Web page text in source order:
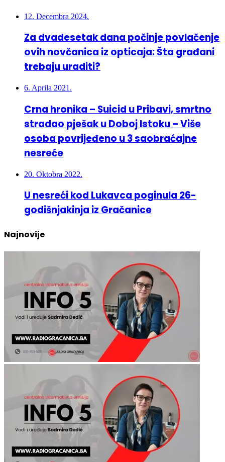
Za dvadesetak dana počinje povlačenje
ovih novčanica iz opticaja: Šta građani
trebaju uraditi?
6. Aprila 2021.
Crna hronika – Suicid u Pribavi, smrtno
stradao pješak u Doboj Istoku – Više
osoba povrijeđeno u 3 saobraćajne
nesreće
20. Oktobra 2022.
U nesreći kod Lukavca poginula 26-
godišnjakinja iz Gračanice
Najnovije